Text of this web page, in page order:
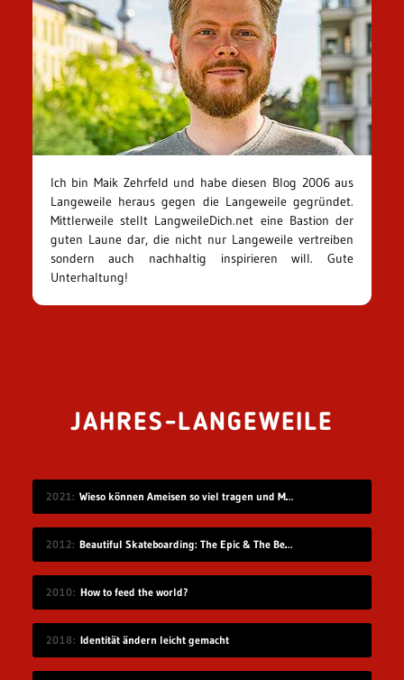
Ich bin Maik Zehrfeld und habe diesen Blog 2006 aus
Langeweile heraus gegen die Langeweile gegründet.
Mittlerweile stellt LangweileDich.net eine Bastion der
guten Laune dar, die nicht nur Langeweile vertreiben
sondern auch nachhaltig inspirieren will. Gute
Unterhaltung!
JAHRES-LANGEWEILE
2021 Wieso können Ameisen so viel tragen und Menschen nicht?
2012 Beautiful Skateboarding: The Epic & The Beasts
2010 How to feed the world?
2018 Identität ändern leicht gemacht